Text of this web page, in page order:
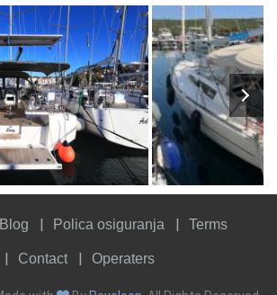
FROM 1300€ 8
PERSON
3
Blog Polica osiguranja Terms
Contact Operaters